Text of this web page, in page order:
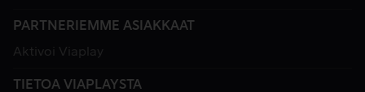
PARTNERIEMME ASIAKKAAT
Aktivoi Viaplay
TIETOA VIAPLAYSTA